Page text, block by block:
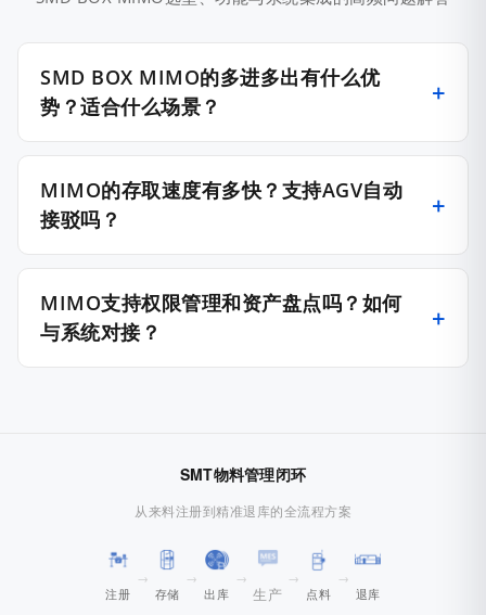
SMD BOX MIMO的多进多出有什么优
势？适合什么场景？
MIMO的存取速度有多快？支持AGV自动
接驳吗？
MIMO支持权限管理和资产盘点吗？如何
与系统对接？
SMT物料管理闭环
从来料注册到精准退库的全流程方案
注册
→
存储
→
出库
→
生产
→
点料
→
退库